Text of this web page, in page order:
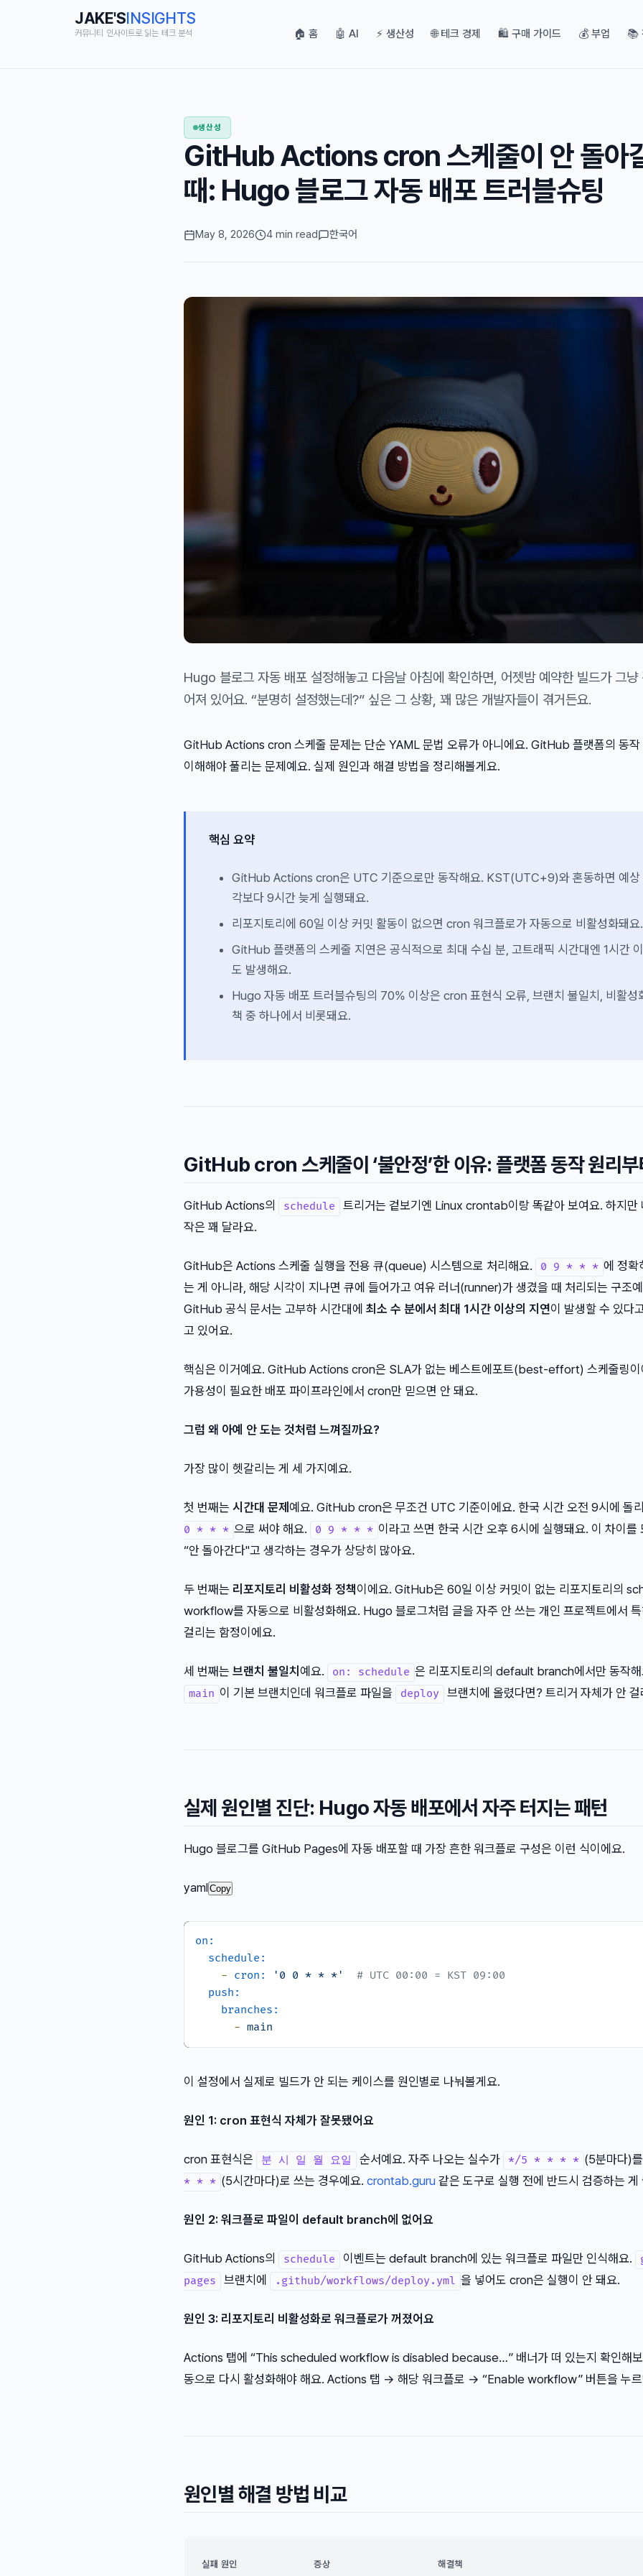
JAKE'SINSIGHTS
커뮤니티 인사이트로 읽는 테크 분석 🏠 홈 🤖 AI ⚡ 생산성 🌐 테크 경제 🛍️ 구매 가이드 💰 부업 📚
생산성
GitHub Actions cron 스케줄이 안 돌아
때: Hugo 블로그 자동 배포 트러블슈팅
May 8, 2026 4 min read 한국어
Hugo 블로그 자동 배포 설정해놓고 다음날 아침에 확인하면, 어젯밤 예약한 빌드가 그냥
어져 있어요. “분명히 설정했는데?” 싶은 그 상황, 꽤 많은 개발자들이 겪거든요.
GitHub Actions cron 스케줄 문제는 단순 YAML 문법 오류가 아니에요. GitHub 플랫폼의 동작
이해해야 풀리는 문제예요. 실제 원인과 해결 방법을 정리해볼게요.
핵심 요약
GitHub Actions cron은 UTC 기준으로만 동작해요. KST(UTC+9)와 혼동하면 예상
각보다 9시간 늦게 실행돼요.
리포지토리에 60일 이상 커밋 활동이 없으면 cron 워크플로가 자동으로 비활성화돼요.
GitHub 플랫폼의 스케줄 지연은 공식적으로 최대 수십 분, 고트래픽 시간대엔 1시간
도 발생해요.
Hugo 자동 배포 트러블슈팅의 70% 이상은 cron 표현식 오류, 브랜치 불일치, 비활성
책 중 하나에서 비롯돼요.
GitHub cron 스케줄이 ‘불안정’한 이유: 플랫폼 동작 원리부
GitHub Actions의 schedule
트리거는 겉보기엔 Linux crontab이랑 똑같아 보여요. 하지만
작은 꽤 달라요.
GitHub은 Actions 스케줄 실행을 전용 큐(queue) 시스템으로 처리해요. 0 9 * * * 에 정확
는 게 아니라, 해당 시각이 지나면 큐에 들어가고 여유 러너(runner)가 생겼을 때 처리되는 구조
GitHub 공식 문서는 고부하 시간대에 최소 수 분에서 최대 1시간 이상의 지연이 발생할 수 있다
고 있어요.
핵심은 이거예요. GitHub Actions cron은 SLA가 없는 베스트에포트(best-effort) 스케줄링이
가용성이 필요한 배포 파이프라인에서 cron만 믿으면 안 돼요.
그럼 왜 아예 안 도는 것처럼 느껴질까요?
가장 많이 헷갈리는 게 세 가지예요.
첫 번째는 시간대 문제 예요. GitHub cron은 무조건 UTC 기준이에요. 한국 시간 오전 9시에 돌
0 * * * 으로 써야 해요. 0 9 * * * 이라고 쓰면 한국 시간 오후 6시에 실행돼요. 이 차이를
“안 돌아간다"고 생각하는 경우가 상당히 많아요.
두 번째는 리포지토리 비활성화 정책이에요. GitHub은 60일 이상 커밋이 없는 리포지토리의
workflow를 자동으로 비활성화해요. Hugo 블로그처럼 글을 자주 안 쓰는 개인 프로젝트에서
걸리는 함정이에요.
세 번째는 브랜치 불일치 예요. on: schedule 은 리포지토리의 default branch에서만 동작해
main 이 기본 브랜치인데 워크플로 파일을 deploy 브랜치에 올렸다면? 트리거 자체가 안 걸
실제 원인별 진단: Hugo 자동 배포에서 자주 터지는 패턴
Hugo 블로그를 GitHub Pages에 자동 배포할 때 가장 흔한 워크플로 구성은 이런 식이에요.
yamlCopy
on:
schedule:
- cron: '0 0 * * *'
# UTC 00:00 = KST 09:00
push:
branches:
- main
이 설정에서 실제로 빌드가 안 되는 케이스를 원인별로 나눠볼게요.
원인 1: cron 표현식 자체가 잘못됐어요
cron 표현식은 분 시 일 월 요일 순서예요. 자주 나오는 실수가 */5 * * * * (5분마다)를
* * * (5시간마다)로 쓰는 경우예요. crontab.guru같은 도구로 실행 전에 반드시 검증하는 게
원인 2: 워크플로 파일이 default branch에 없어요
GitHub Actions의 schedule 이벤트는 default branch에 있는 워크플로 파일만 인식해요.
pages
브랜치에 .github/workflows/deploy.yml 을 넣어도 cron은 실행이 안 돼요.
원인 3: 리포지토리 비활성화로 워크플로가 꺼졌어요
Actions 탭에 “This scheduled workflow is disabled because…” 배너가 떠 있는지 확인해보
동으로 다시 활성화해야 해요. Actions 탭 → 해당 워크플로 → “Enable workflow” 버튼을 누르
원인별 해결 방법 비교
실패 원인 증상 해결책